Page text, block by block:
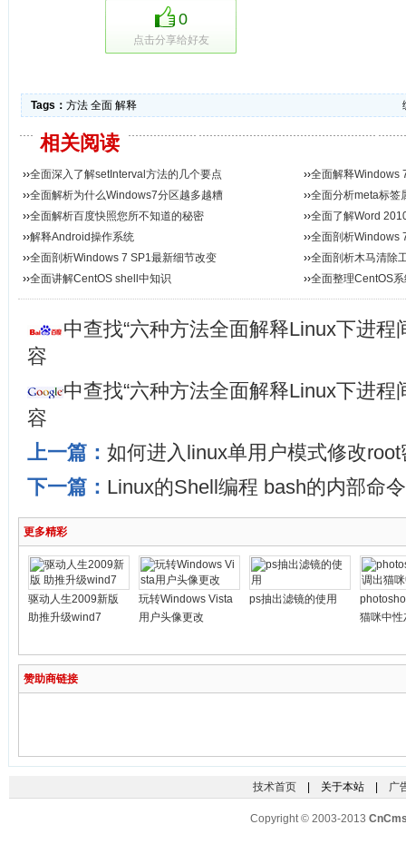
0
点击分享给好友
Tags： 方法 全面 解释
相关阅读
››全面深入了解setInterval方法的几个要点 ››全面解释Windows
››全面解析为什么Windows7分区越多越糟 ››全面分析meta标签
››全面解析百度快照您所不知道的秘密 ››全面了解Word
››解释Android操作系统 ››全面剖析Windows
››全面剖析Windows 7 SP1最新细节改变 ››全面剖析木马清除
››全面讲解CentOS shell中知识 ››全面整理CentOS
中查找“六种方法全面解释Linux下进程
容
中查找“六种方法全面解释Linux下进程
容
上一篇： 如何进入linux单用户模式修改root
下一篇： Linux的Shell编程 bash的内部命令
更多精彩
驱动人生2009新版
助推升级wind7
玩转Windows Vista
用户头像更改
ps抽出滤镜的使用
猫咪中性
赞助商链接
技术首页| 关于本站 | 广
Copyright © 2003-2013